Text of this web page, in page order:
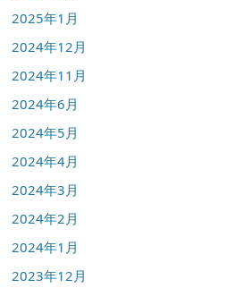
2025年1月
2024年12月
2024年11月
2024年6月
2024年5月
2024年4月
2024年3月
2024年2月
2024年1月
2023年12月